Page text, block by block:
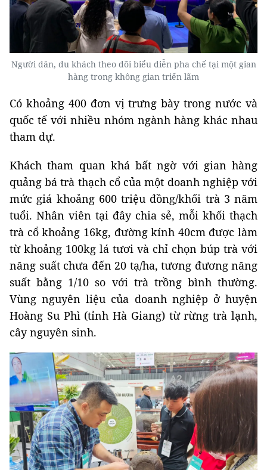
Người dân, du khách theo dõi biểu diễn pha chế tại một gian
hàng trong không gian triển lãm
Có khoảng 400 đơn vị trưng bày trong nước và
quốc tế với nhiều nhóm ngành hàng khác nhau
tham dự.
Khách tham quan khá bất ngờ với gian hàng
quảng bá trà thạch cổ của một doanh nghiệp với
mức giá khoảng 600 triệu đồng/khối trà 3 năm
tuổi. Nhân viên tại đây chia sẻ, mỗi khối thạch
trà cổ khoảng 16kg, đường kính 40cm được làm
từ khoảng 100kg lá tươi và chỉ chọn búp trà với
năng suất chưa đến 20 tạ/ha, tương đương năng
suất bằng 1/10 so với trà trồng bình thường.
Vùng nguyên liệu của doanh nghiệp ở huyện
Hoàng Su Phì (tỉnh Hà Giang) từ rừng trà lạnh,
cây nguyên sinh.